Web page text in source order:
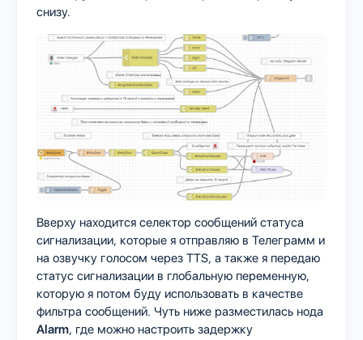
снизу.
Вверху находится селектор сообщений статуса
сигнализации, которые я отправляю в Телеграмм и
на озвучку голосом через TTS, а также я передаю
статус сигнализации в глобальную переменную,
которую я потом буду использовать в качестве
фильтра сообщений. Чуть ниже разместилась нода
Alarm, где можно настроить задержку